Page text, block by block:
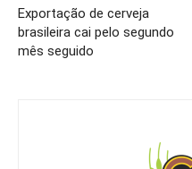
Exportação de cerveja
brasileira cai pelo segundo
mês seguido